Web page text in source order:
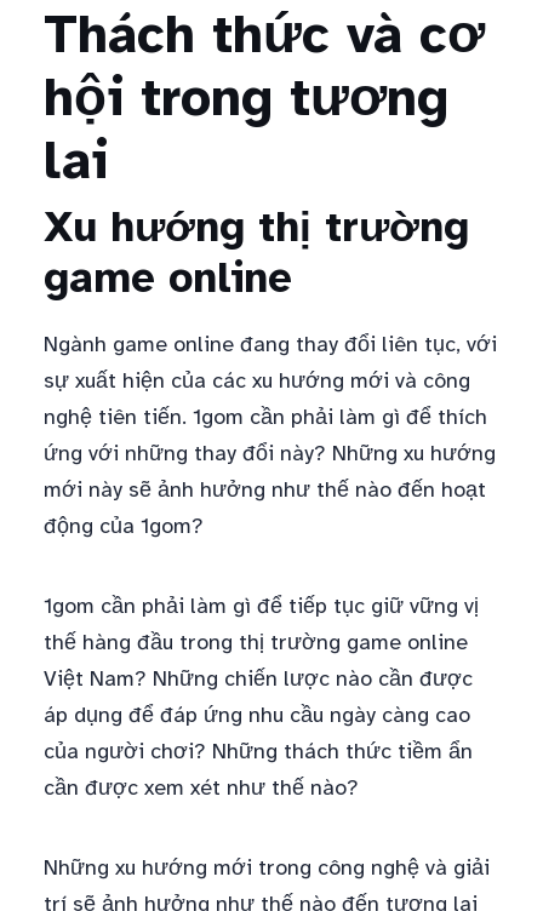
Thách thức và cơ
hội trong tương
lai
Xu hướng thị trường
game online
Ngành game online đang thay đổi liên tục, với
sự xuất hiện của các xu hướng mới và công
nghệ tiên tiến. 1gom cần phải làm gì để thích
ứng với những thay đổi này? Những xu hướng
mới này sẽ ảnh hưởng như thế nào đến hoạt
động của 1gom?
1gom cần phải làm gì để tiếp tục giữ vững vị
thế hàng đầu trong thị trường game online
Việt Nam? Những chiến lược nào cần được
áp dụng để đáp ứng nhu cầu ngày càng cao
của người chơi? Những thách thức tiềm ẩn
cần được xem xét như thế nào?
Những xu hướng mới trong công nghệ và giải
trí sẽ ảnh hưởng như thế nào đến tương lai